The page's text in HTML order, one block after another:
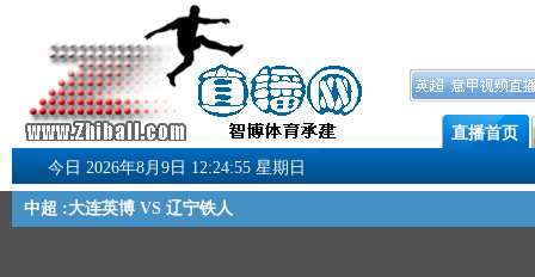
直播首页
今日 2026年8月9日 12:24:56 星期日
中超 :大连英博 VS 辽宁铁人